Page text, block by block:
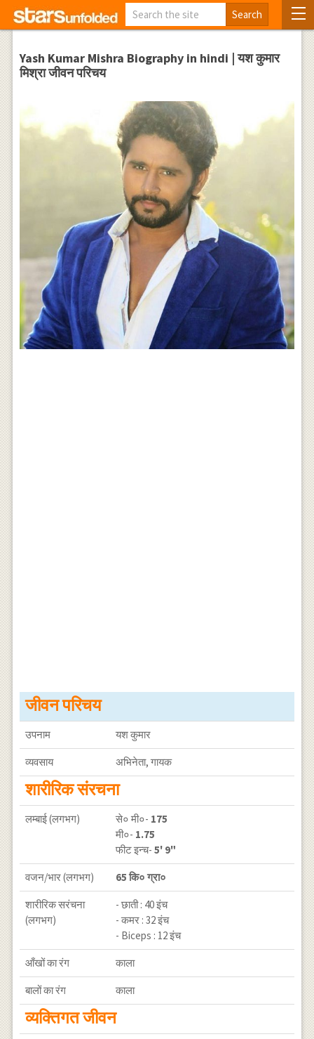
Yash Kumar Mishra Biography in hindi | यश कुमार
मिश्रा जीवन परिचय
जीवन परिचय
उपनाम यश कुमार
व्यवसाय अभिनेता, गायक
शारीरिक संरचना
लम्बाई (लगभग) से० मी०- 175
मी०- 1.75
फीट इन्च- 5' 9"
वजन/भार (लगभग) 65 कि० ग्रा०
शारीरिक सरंचना
(लगभग)
- छाती : 40 इंच
- कमर : 32 इंच
- Biceps : 12 इंच
आँखों का रंग काला
बालों का रंग काला
व्यक्तिगत जीवन